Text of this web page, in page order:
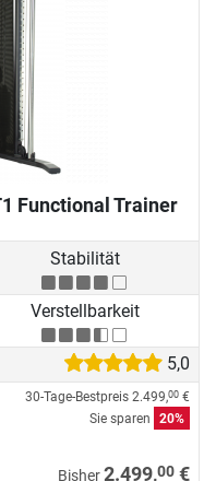
Functional Trainer
Stabilität
Verstellbarkeit
5,0
30-Tage-Bestpreis 2.499,00 €
Sie sparen
20%
Bisher2.499,00 €